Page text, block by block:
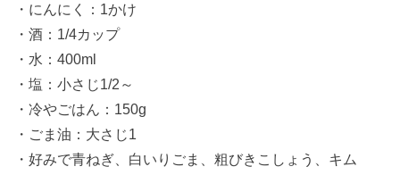
・にんにく：1かけ
・酒：1/4カップ
・水：400ml
・塩：小さじ1/2～
・冷やごはん：150g
・ごま油：大さじ1
・好みで青ねぎ、白いりごま、粗びきこしょう、キム